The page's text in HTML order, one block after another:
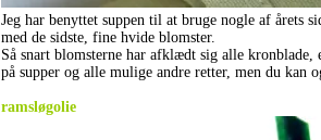
Jeg har benyttet suppen til at bruge nogle af årets
med de sidste, fine hvide blomster.
Så snart blomsterne har afklædt sig alle
på supper og alle mulige andre retter, men du kan
ramsløgolie